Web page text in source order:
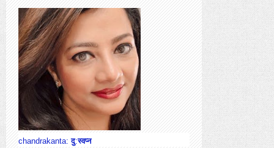
chandrakanta: दु:स्वप्न